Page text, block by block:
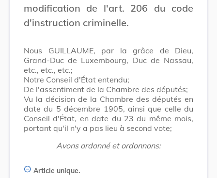
modification de l'art. 206 du code
d'instruction criminelle.
Nous GUILLAUME, par la grâce de Dieu,
Grand-Duc de Luxembourg, Duc de Nassau,
etc., etc., etc.;
Notre Conseil d'État entendu;
De l'assentiment de la Chambre des députés;
Vu la décision de la Chambre des députés en
date du 5 décembre 1905, ainsi que celle du
Conseil d'État, en date du 23 du même mois,
portant qu'il n'y a pas lieu à second vote;
Avons ordonné et ordonnons:
Article unique.